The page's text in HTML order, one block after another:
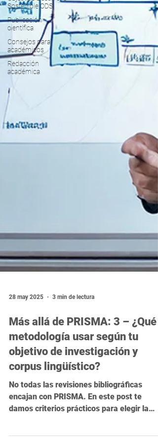
Sostenible ODS
Publicación
científica
Consejos para
académicos
Redacción
académica
28 may 2025 3 min de lectura
Más allá de PRISMA: 3 – ¿Qué
metodología usar según tu
objetivo de investigación y
corpus lingüístico?
encajan con PRISMA. En este post te